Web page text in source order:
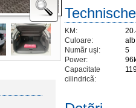
KM:
Culoare:
Numãr uşi:
5
Power:
Capacitate
cilindricã: